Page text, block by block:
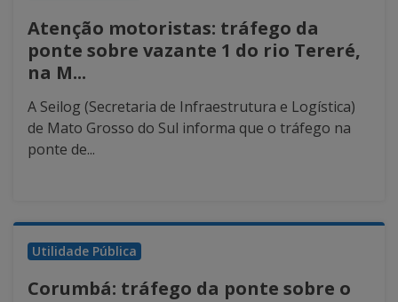
Atenção motoristas: tráfego da
ponte sobre vazante 1 do rio Tereré,
na M...
A Seilog (Secretaria de Infraestrutura e Logística)
de Mato Grosso do Sul informa que o tráfego na
ponte de...
Utilidade Pública
Corumbá: tráfego da ponte sobre o